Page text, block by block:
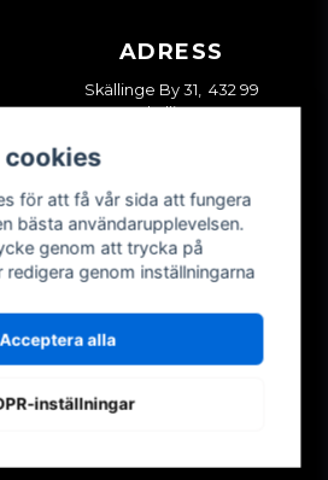
ADRESS
Skällinge By 31, 432 99
Skällinge
MITT KONTO
Skapa konto
för att få vår sida att fungera
bästa användarupplevelsen.
genom att trycka på
redigera genom inställningarna
Acceptera alla
inställningar